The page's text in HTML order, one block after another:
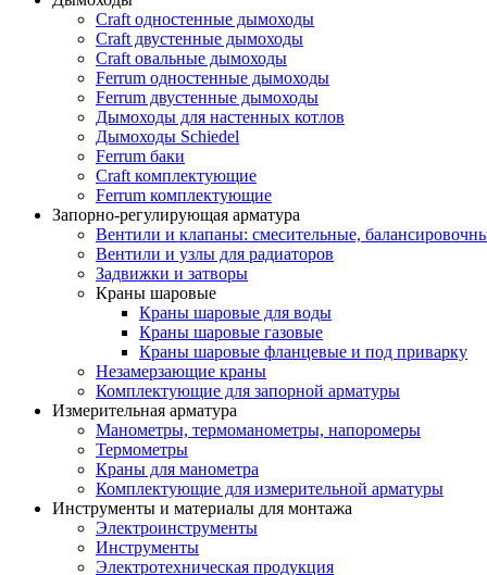
Craft одностенные дымоходы
Craft двустенные дымоходы
Craft овальные дымоходы
Ferrum одностенные дымоходы
Ferrum двустенные дымоходы
Дымоходы для настенных котлов
Дымоходы Schiedel
Ferrum баки
Craft комплектующие
Ferrum комплектующие
Запорно-регулирующая арматура
Вентили и клапаны: смесительные,
Вентили и узлы для радиаторов
Задвижки и затворы
Краны шаровые
Краны шаровые для воды
Краны шаровые газовые
Краны шаровые фланцевые и под приварку
Незамерзающие краны
Комплектующие для запорной арматуры
Измерительная арматура
Манометры, термоманометры, напоромеры
Термометры
Краны для манометра
Комплектующие для измерительной арматуры
Инструменты и материалы для монтажа
Электроинструменты
Инструменты
Электротехническая продукция